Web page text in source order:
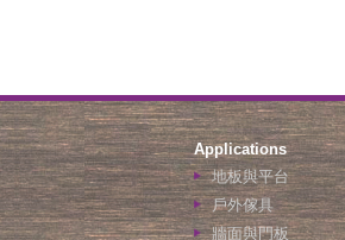
Applications
地板與平台
戶外傢具
牆面與門板